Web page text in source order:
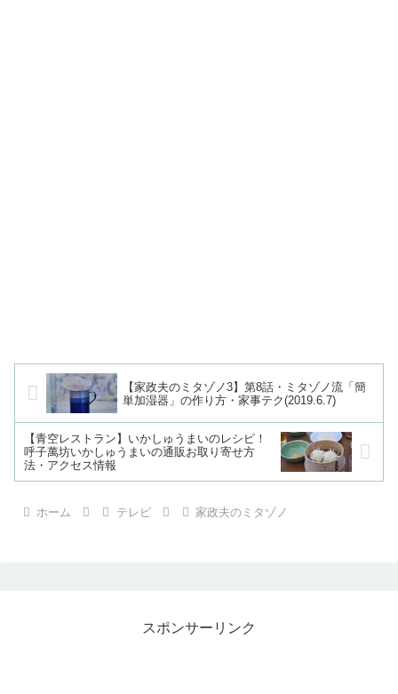
【家政夫のミタゾノ3】第8話・ミタゾノ流「簡
単加湿器」の作り方・家事テク(2019.6.7)
【青空レストラン】いかしゅうまいのレシピ！
呼子萬坊いかしゅうまいの通販お取り寄せ方
法・アクセス情報
ホーム テレビ 家政夫のミタゾノ
スポンサーリンク